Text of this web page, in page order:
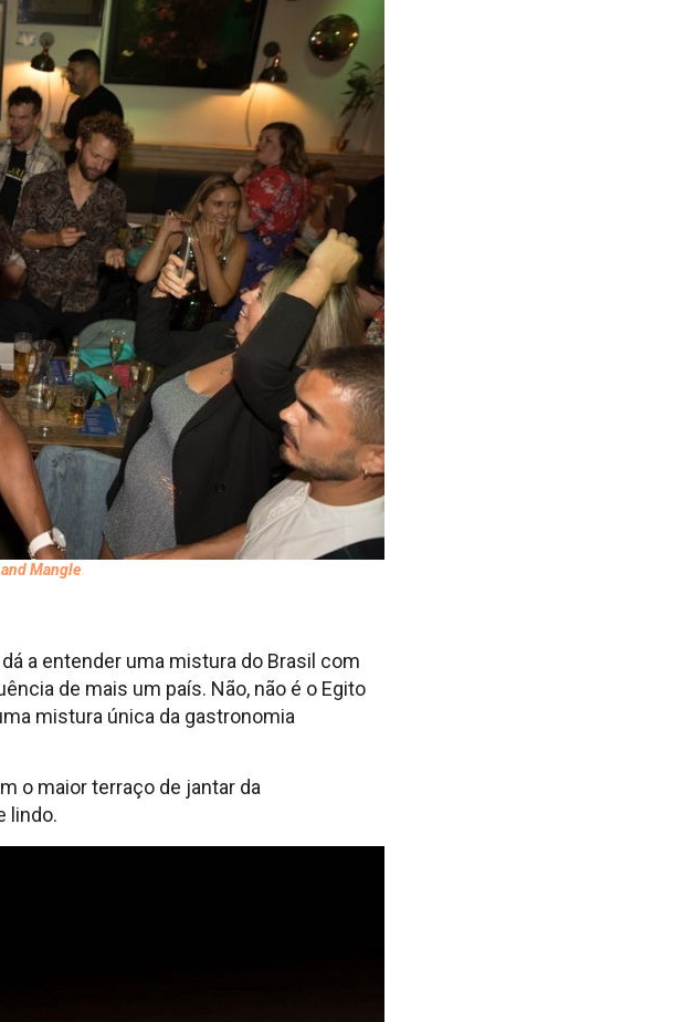
Mangle
dá a entender uma mistura do Brasil com
de mais um país. Não, não é o Egito
mistura única da gastronomia
o maior terraço de jantar da
lindo.